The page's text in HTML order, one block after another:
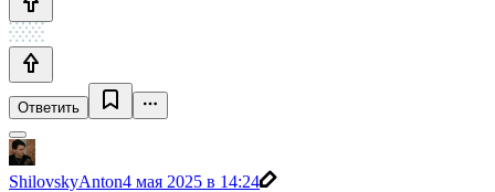
Ответить
ShilovskyAnton4 мая 2025 в 14:24